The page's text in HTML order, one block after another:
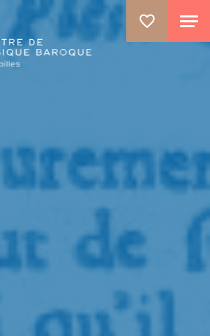
AU CONTENU PRINCIPAL